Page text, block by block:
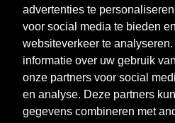
advertenties te
voor social media te bieden
websiteverkeer te
informatie over uw gebruik
onze partners voor social
en analyse. Deze partners
gegevens combineren met